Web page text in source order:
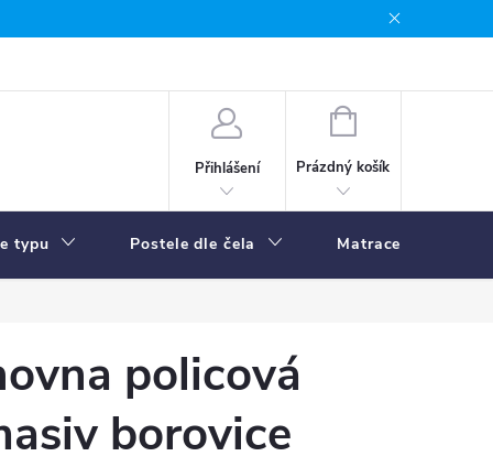
Přihlášení
NÁKUPNÍ
Prázdný košík
typu Postele dle čela Matrace
policová
borovice